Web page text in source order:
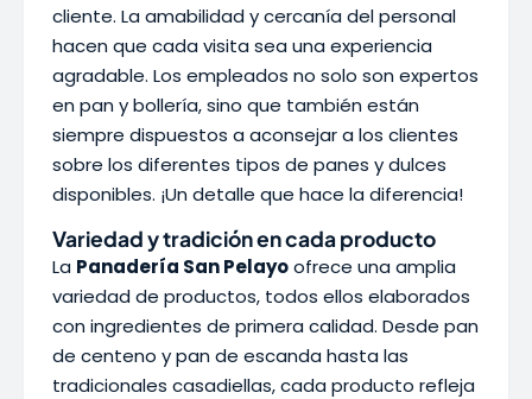
cliente. La amabilidad y cercanía del personal
hacen que cada visita sea una experiencia
agradable. Los empleados no solo son expertos
en pan y bollería, sino que también están
siempre dispuestos a aconsejar a los clientes
sobre los diferentes tipos de panes y dulces
disponibles. ¡Un detalle que hace la diferencia!
Variedad y tradición en cada producto
La Panadería San Pelayoofrece una amplia
variedad de productos, todos ellos elaborados
con ingredientes de primera calidad. Desde pan
de centeno y pan de escanda hasta las
tradicionales casadiellas, cada producto refleja